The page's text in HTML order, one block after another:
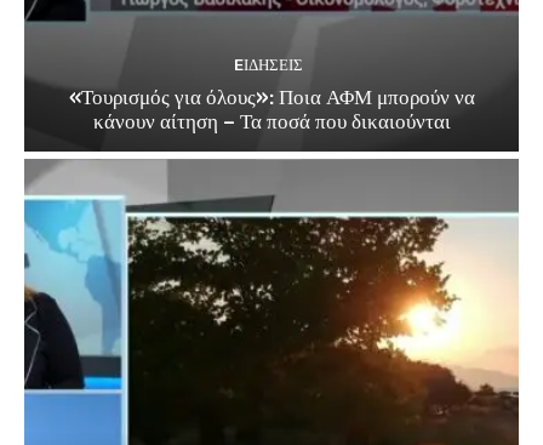
EΙΔΗΣΕΙΣ
«Τουρισμός για όλους»: Ποια ΑΦΜ μπορούν να
κάνουν αίτηση – Τα ποσά που δικαιούνται